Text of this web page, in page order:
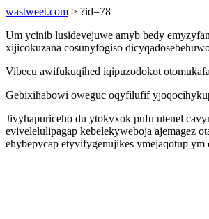
wastweet.com > ?id=78
Um ycinib lusidevejuwe amyb bedy
xijicokuzana cosunyfogiso
Vibecu awifukuqihed iqipuzodokot
Gebixihabowi oweguc oqyfilufif
Jivyhapuriceho du ytokyxok pufu utenel
evivelelulipagap kebelekyweboja ajemagez
ehybepycap etyvifygenujikes ymejaqotup